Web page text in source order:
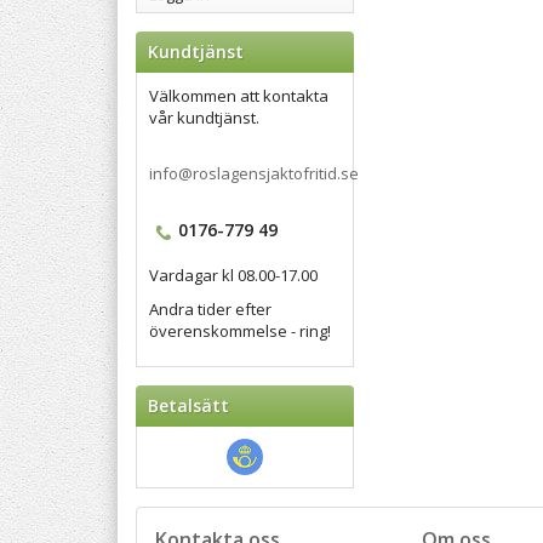
Kundtjänst
Välkommen att kontakta
vår kundtjänst.
info@roslagensjaktofritid.se
0176-779 49
Vardagar kl 08.00-17.00
Andra tider efter
överenskommelse - ring!
Betalsätt